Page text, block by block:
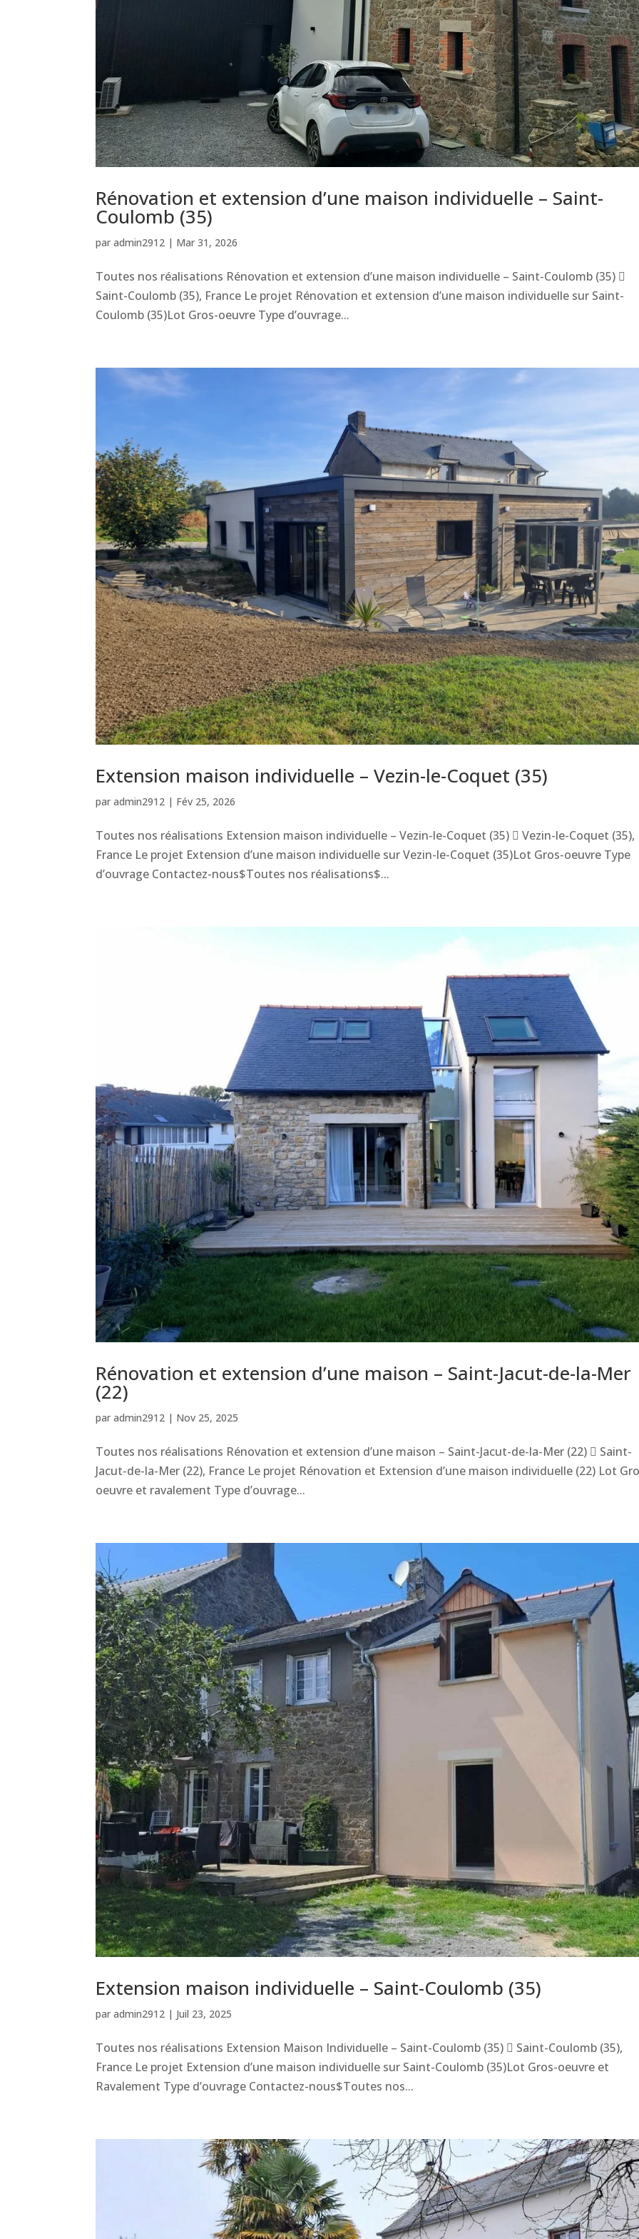
Rénovation et extension d’une maison individuelle – Saint-
Coulomb (35)
paradmin2912 | Mar 31, 2026
Toutes nos réalisations Rénovation et extension d’une maison individuelle – Saint-Coulomb (35) 
Saint-Coulomb (35), France Le projet Rénovation et extension d’une maison individuelle sur Saint-
Coulomb (35)Lot Gros-oeuvre Type d’ouvrage...
Extension maison individuelle – Vezin-le-Coquet (35)
paradmin2912 | Fév 25, 2026
Toutes nos réalisations Extension maison individuelle – Vezin-le-Coquet (35)  Vezin-le-Coquet (35),
France Le projet Extension d’une maison individuelle sur Vezin-le-Coquet (35)Lot Gros-oeuvre Type
d’ouvrage Contactez-nous$Toutes nos réalisations$...
Rénovation et extension d’une maison – Saint-Jacut-de-la-Mer
(22)
paradmin2912 | Nov 25, 2025
Toutes nos réalisations Rénovation et extension d’une maison – Saint-Jacut-de-la-Mer (22)  Saint-
Jacut-de-la-Mer (22), France Le projet Rénovation et Extension d’une maison individuelle (22) Lot
oeuvre et ravalement Type d’ouvrage...
Extension maison individuelle – Saint-Coulomb (35)
paradmin2912 | Juil 23, 2025
Toutes nos réalisations Extension Maison Individuelle – Saint-Coulomb (35)  Saint-Coulomb (35),
France Le projet Extension d’une maison individuelle sur Saint-Coulomb (35)Lot Gros-oeuvre et
Ravalement Type d’ouvrage Contactez-nous$Toutes nos...